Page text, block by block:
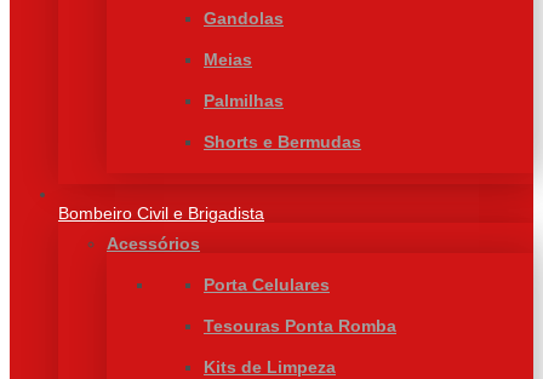
Gandolas
Meias
Palmilhas
Shorts e Bermudas
Bombeiro Civil e Brigadista
Acessórios
Porta Celulares
Tesouras Ponta Romba
Kits de Limpeza